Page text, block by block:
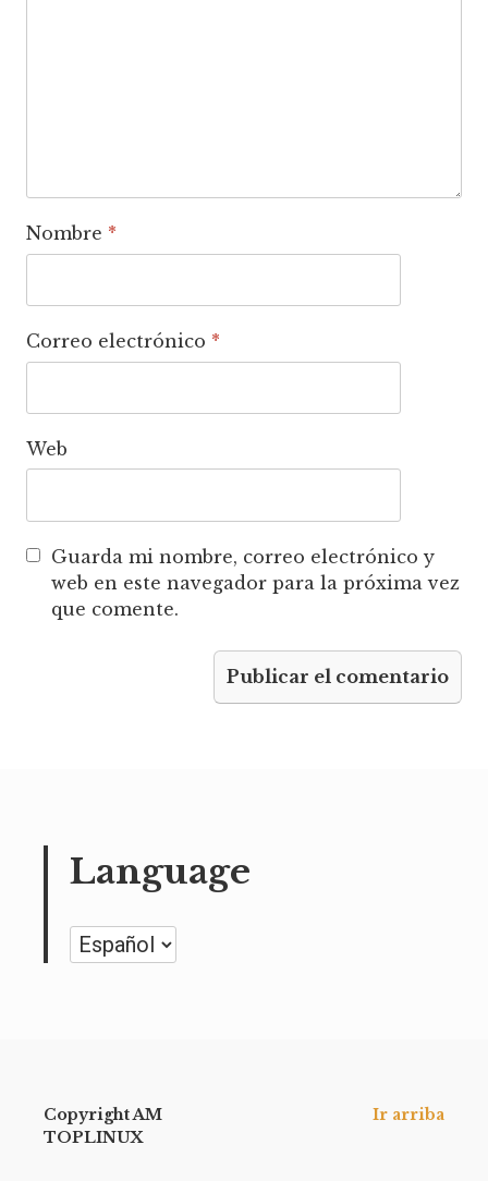
Nombre *
Correo electrónico *
Web
Guarda mi nombre, correo electrónico y
web en este navegador para la próxima vez
que comente.
Language
Language
Copyright AM
TOPLINUX
Ir arriba